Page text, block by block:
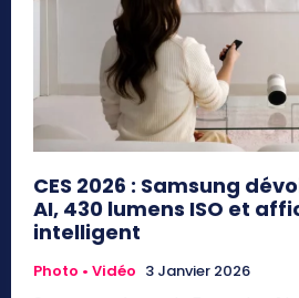
CES 2026 : Samsung
AI, 430 lumens ISO et
intelligent
Photo • Vidéo 3 Janvier 2026